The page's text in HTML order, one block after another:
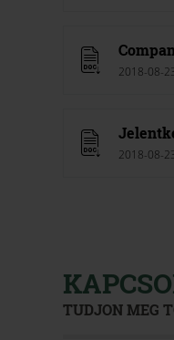
2018-08-
2018-08-
TUDJON MEG